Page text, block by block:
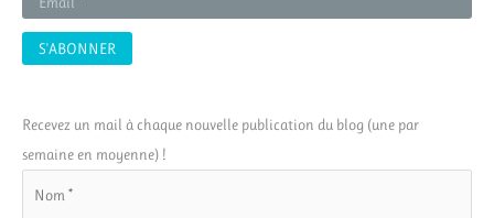
Recevez un mail à chaque nouvelle publication du blog (une par
semaine en moyenne) !